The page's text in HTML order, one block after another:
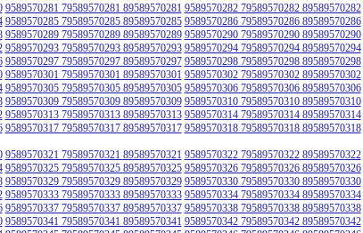
9589570281 79589570281 89589570281 9589570282 79589570282 89589570282
9589570285 79589570285 89589570285 9589570286 79589570286 89589570286
9589570289 79589570289 89589570289 9589570290 79589570290 89589570290
9589570293 79589570293 89589570293 9589570294 79589570294 89589570294
9589570297 79589570297 89589570297 9589570298 79589570298 89589570298
9589570301 79589570301 89589570301 9589570302 79589570302 89589570302
9589570305 79589570305 89589570305 9589570306 79589570306 89589570306
9589570309 79589570309 89589570309 9589570310 79589570310 89589570310
9589570313 79589570313 89589570313 9589570314 79589570314 89589570314
9589570317 79589570317 89589570317 9589570318 79589570318 89589570318
9589570321 79589570321 89589570321 9589570322 79589570322 89589570322
9589570325 79589570325 89589570325 9589570326 79589570326 89589570326
9589570329 79589570329 89589570329 9589570330 79589570330 89589570330
9589570333 79589570333 89589570333 9589570334 79589570334 89589570334
9589570337 79589570337 89589570337 9589570338 79589570338 89589570338
9589570341 79589570341 89589570341 9589570342 79589570342 89589570342